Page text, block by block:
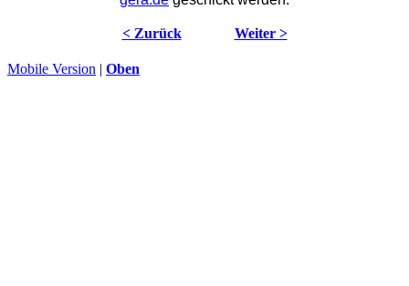
< Zurück Weiter >
Mobile Version | Oben